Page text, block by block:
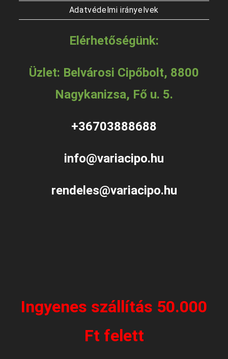
Adatvédelmi irányelvek
Elérhetőségünk:
Üzlet: Belvárosi Cipőbolt, 8800
Nagykanizsa, Fő u. 5.
+36703888688
info@variacipo.hu
rendeles@variacipo.hu
Ingyenes szállítás 50.000
Ft felett